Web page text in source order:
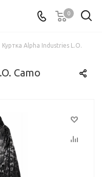
0
Куртка Alpha Industries L.O.
Camo